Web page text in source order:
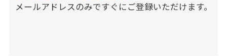
メールアドレスのみですぐにご登録いただけます。